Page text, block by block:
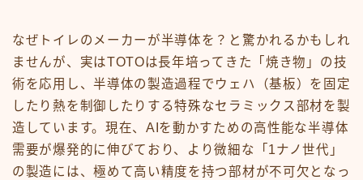
なぜトイレのメーカーが半導体を？と驚かれるかもしれ
ませんが、実はTOTOは長年培ってきた「焼き物」の技
術を応用し、半導体の製造過程でウェハ（基板）を固定
したり熱を制御したりする特殊なセラミックス部材を製
造しています。現在、AIを動かすための高性能な半導体
需要が爆発的に伸びており、より微細な「1ナノ世代」
の製造には、極めて高い精度を持つ部材が不可欠となっ